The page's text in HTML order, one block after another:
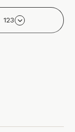
123